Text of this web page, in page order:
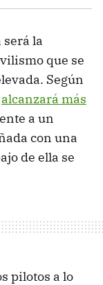
será la
que se
Según
alcanzará más
a un
con una
de ella se
pilotos a lo